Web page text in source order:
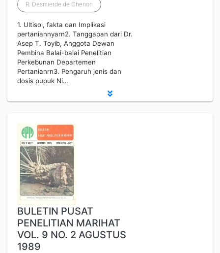
R. Desmierde de Chenon
1. Ultisol, fakta dan Implikasi
pertaniannyarn2. Tanggapan dari Dr.
Asep T. Toyib, Anggota Dewan
Pembina Balai-balai Penelitian
Perkebunan Departemen
Pertanianrn3. Pengaruh jenis dan
dosis pupuk Ni…
BULETIN PUSAT
PENELITIAN MARIHAT
VOL. 9 NO. 2 AGUSTUS
1989